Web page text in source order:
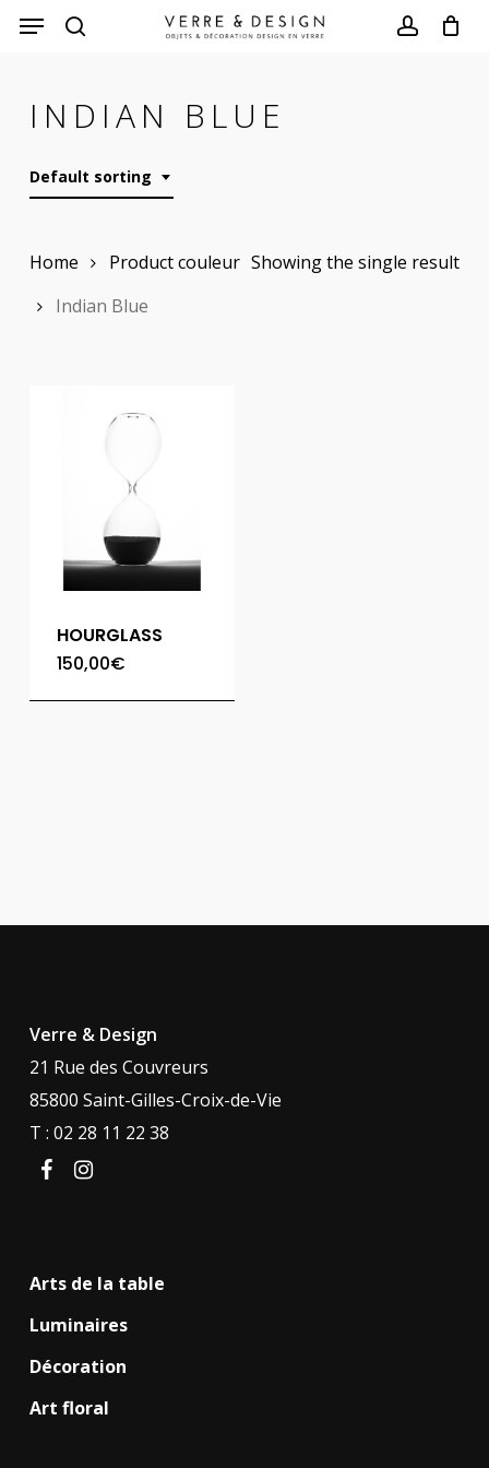
Skip
contentINDIAN BLUE
Default sorting
Showing the single result
Home
Product couleur
Indian Blue
HOURGLASS
150,00€
Verre & Design
21 Rue des Couvreurs
85800 Saint-Gilles-Croix-de-Vie
T : 02 28 11 22 38
facebookinstagram
Arts de la table
Luminaires
Décoration
Art floral